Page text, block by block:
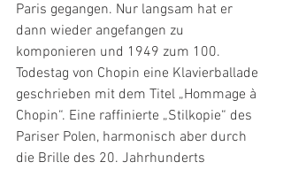
Paris gegangen. Nur langsam hat er
dann wieder angefangen zu
komponieren und 1949 zum 100.
Todestag von Chopin eine Klavierballade
geschrieben mit dem Titel „Hommage à
Chopin“. Eine raffinierte „Stilkopie“ des
Pariser Polen, harmonisch aber durch
die Brille des 20. Jahrhunderts